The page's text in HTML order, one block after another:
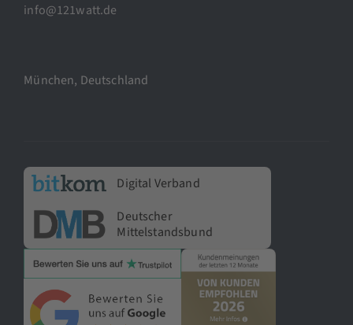
info@121watt.de
München, Deutschland
Digital Verband
Deutscher
Mittelstandsbund